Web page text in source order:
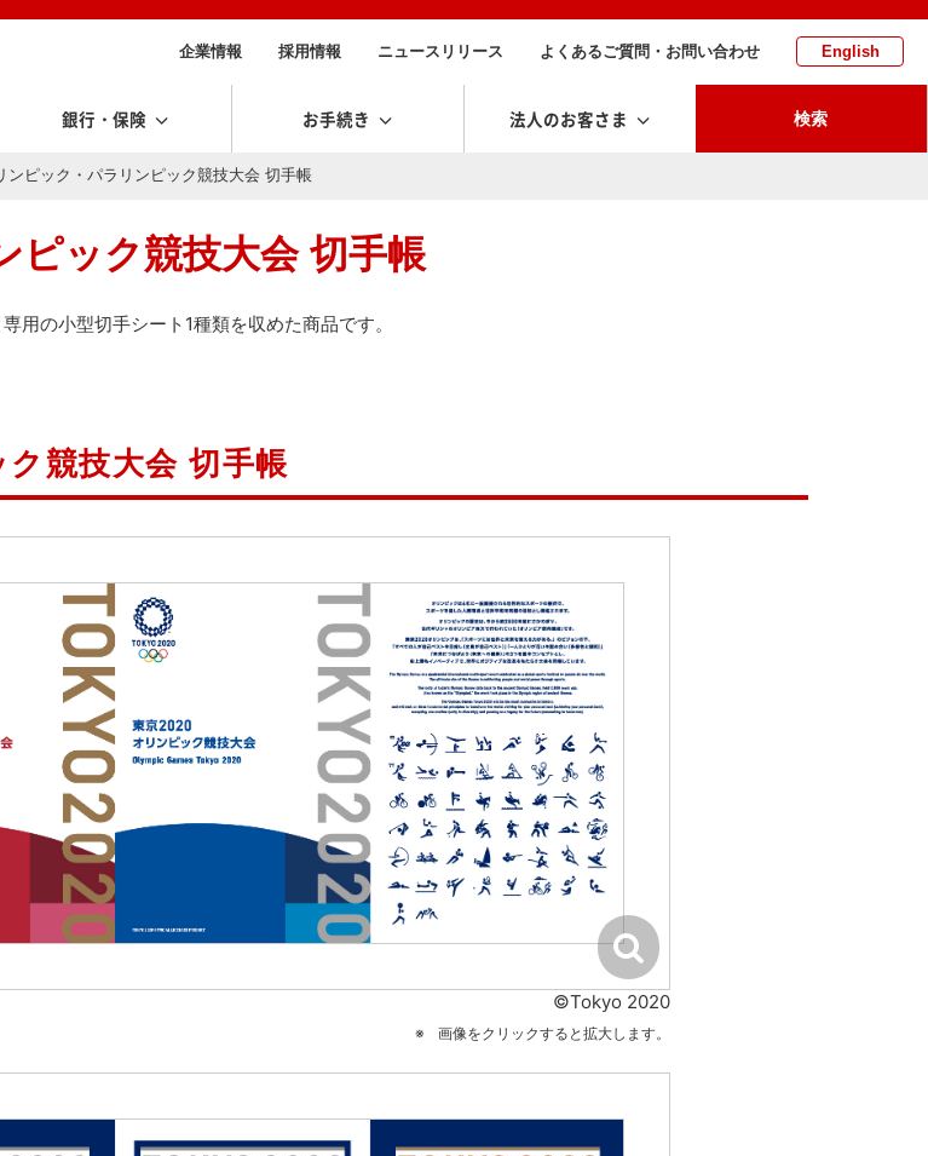
企業情報 採用情報 ニュースリリース よくあるご質問・お問い合わせ English
銀行・保険 お手続き 法人のお客さま 検索
ンピック・パラリンピック競技大会 切手帳
ピック競技大会 切手帳
の小型切手シート1種類を収めた商品です。
競技大会 切手帳
©Tokyo 2020
画像をクリックすると拡大します。